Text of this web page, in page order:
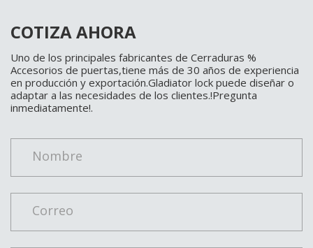
COTIZA AHORA
Uno de los principales fabricantes de Cerraduras %
Accesorios de puertas,tiene más de 30 años de experiencia
en producción y exportación.Gladiator lock puede diseñar o
adaptar a las necesidades de los clientes.!Pregunta
inmediatamente!.